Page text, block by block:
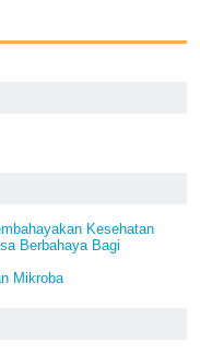
Kesehatan
Berbahaya Bagi
Mikroba